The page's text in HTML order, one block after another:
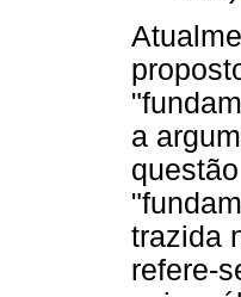
a
trazida
refere-